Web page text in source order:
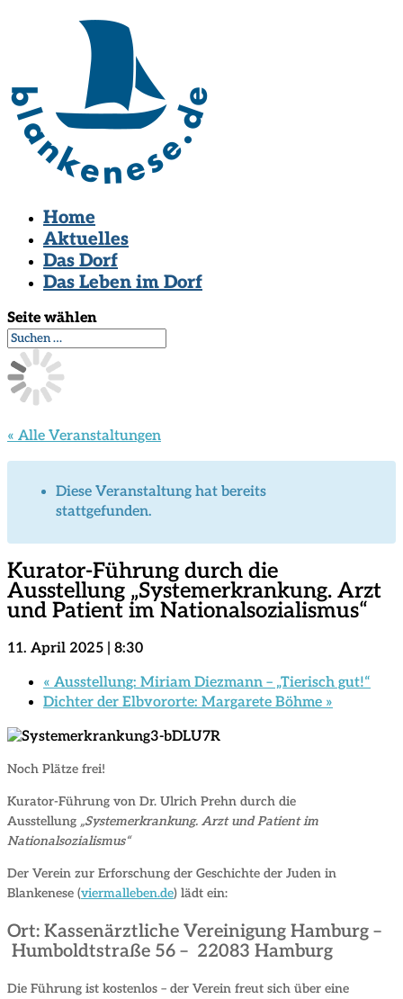
Home
Aktuelles
Das Dorf
Das Leben im Dorf
Seite wählen
« Alle Veranstaltungen
Diese Veranstaltung hat bereits
stattgefunden.
Kurator-Führung durch die
Ausstellung „Systemerkrankung. Arzt
und Patient im Nationalsozialismus“
11. April 2025 | 8:30
« Ausstellung: Miriam Diezmann – „Tierisch gut!“
Dichter der Elbvororte: Margarete Böhme »
Noch Plätze frei!
Kurator-Führung von Dr. Ulrich Prehn durch die
Ausstellung „Systemerkrankung. Arzt und Patient im
Nationalsozialismus“
Der Verein zur Erforschung der Geschichte der Juden in
Blankenese (viermalleben.de) lädt ein:
Ort: Kassenärztliche Vereinigung Hamburg –
Humboldtstraße 56 – 22083 Hamburg
Die Führung ist kostenlos – der Verein freut sich über eine